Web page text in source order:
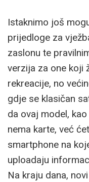
Istaknimo još
prijedloge za
zaslonu te
verzija za one koji
rekreacije, no
gdje se klasičan
da ovaj model,
nema karte, već
smartphone na
uploadaju
Na kraju dana,